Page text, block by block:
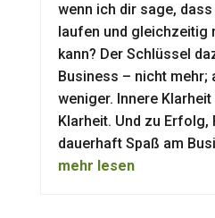
wenn ich dir sage,
laufen und gleichzeitig
kann? Der Schlüssel
Business – nicht mehr;
weniger. Innere
Klarheit. Und zu Erfolg,
dauerhaft Spaß am
mehr lesen